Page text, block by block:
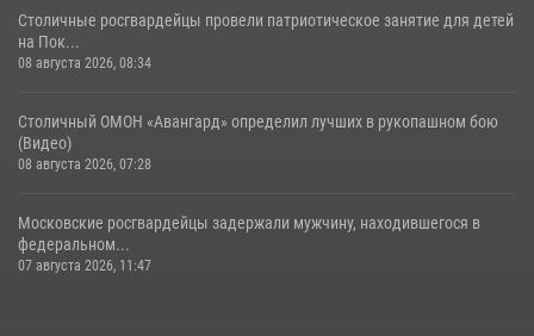
Столичные росгвардейцы провели патриотическое занятие для детей
на Пок...
08 августа 2026, 08:34
Столичный ОМОН «Авангард» определил лучших в рукопашном бою
(Видео)
08 августа 2026, 07:28
Московские росгвардейцы задержали мужчину, находившегося в
федеральном...
07 августа 2026, 11:47